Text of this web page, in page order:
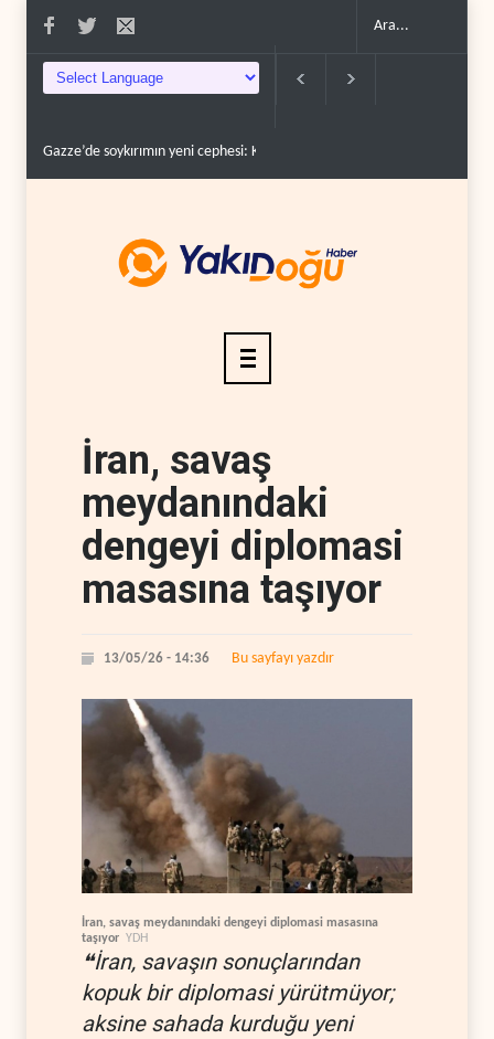
Devrim Lideri ve Pizişkiyan’dan kritik görüşme..
İran, savaş
meydanındaki
dengeyi diplomasi
masasına taşıyor
13/05/26 - 14:36 Bu sayfayı yazdır
İran, savaş meydanındaki dengeyi diplomasi masasına
taşıyor YDH
❝İran, savaşın sonuçlarından
kopuk bir diplomasi yürütmüyor;
aksine sahada kurduğu yeni